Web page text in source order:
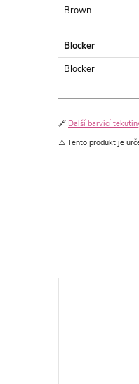
Brown
Blocker
Blocker
🔗 Další barvicí
⚠️ Tento produkt je